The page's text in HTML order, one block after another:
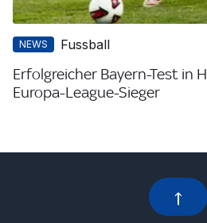
NEWS Fussball
Erfolgreicher Bayern-Test in
Europa-League-Sieger